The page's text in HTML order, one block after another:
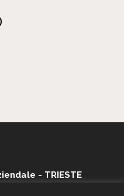
- TRIESTE